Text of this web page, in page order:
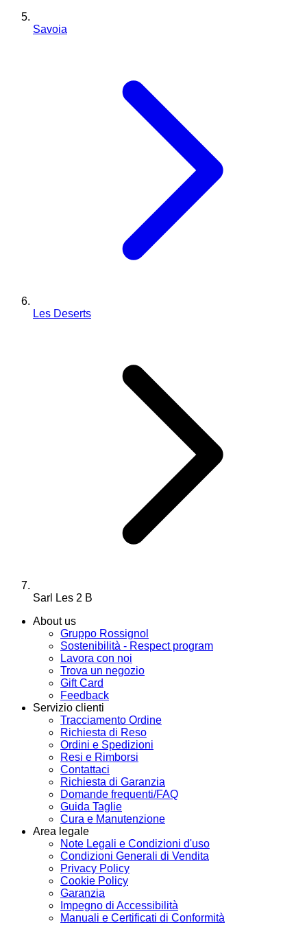
Savoia
Les Deserts
Sarl Les 2 B
About us
Gruppo Rossignol
Sostenibilità - Respect program
Lavora con noi
Trova un negozio
Gift Card
Feedback
Servizio clienti
Tracciamento Ordine
Richiesta di Reso
Ordini e Spedizioni
Resi e Rimborsi
Contattaci
Richiesta di Garanzia
Domande frequenti/FAQ
Guida Taglie
Cura e Manutenzione
Area legale
Note Legali e Condizioni d'uso
Condizioni Generali di Vendita
Privacy Policy
Cookie Policy
Garanzia
Impegno di Accessibilità
Manuali e Certificati di Conformità